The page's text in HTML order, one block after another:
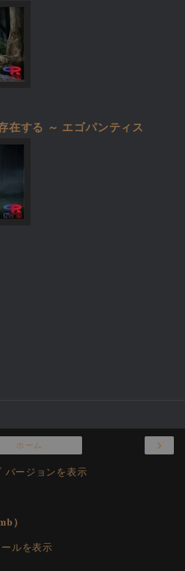
在する ～ エゴパンティス
›
ホーム
バージョンを表示
）
ルを表示